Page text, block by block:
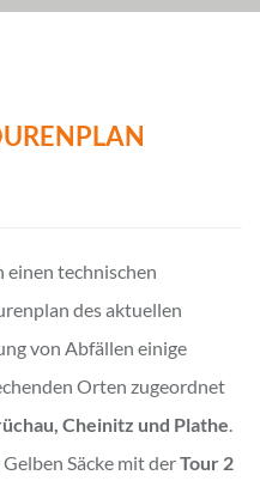
einen technischen
des aktuellen
von Abfällen einige
Orten zugeordnet
Cheinitz und Plathe.
Säcke mit derTour 2